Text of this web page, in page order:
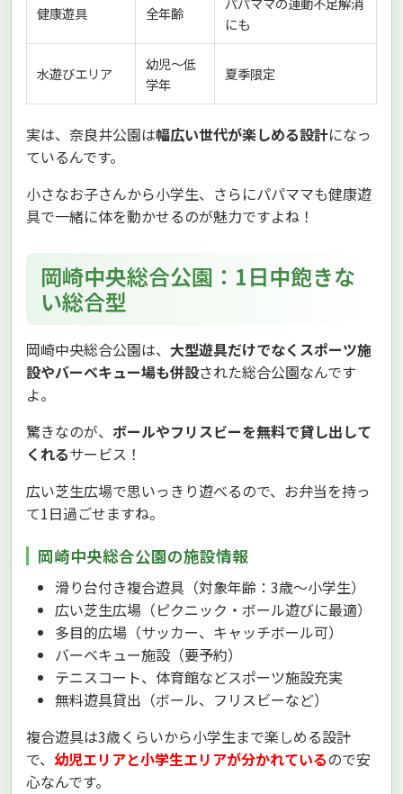
健康遊具 全年齢
にも
水遊びエリア
幼児〜低
学年
夏季限定
実は、奈良井公園は幅広い世代が楽しめる設計になっ
ているんです。
小さなお子さんから小学生、さらにパパママも健康遊
具で一緒に体を動かせるのが魅力ですよね！
岡崎中央総合公園：1日中飽きな
い総合型
岡崎中央総合公園は、 大型遊具だけでなくスポーツ施
設やバーベキュー場も併設された総合公園なんです
よ。
驚きなのが、 ボールやフリスビーを無料で貸し出して
くれるサービス！
広い芝生広場で思いっきり遊べるので、お弁当を持っ
て1日過ごせますね。
岡崎中央総合公園の施設情報
滑り台付き複合遊具（対象年齢：3歳〜小学生）
広い芝生広場（ピクニック・ボール遊びに最適）
多目的広場（サッカー、キャッチボール可）
バーベキュー施設（要予約）
テニスコート、体育館などスポーツ施設充実
無料遊具貸出（ボール、フリスビーなど）
複合遊具は3歳くらいから小学生まで楽しめる設計
で、 幼児エリアと小学生エリアが分かれているので安
心なんです。